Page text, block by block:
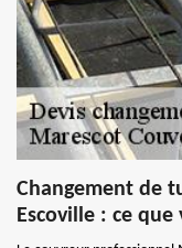
Changement de
Escoville : ce